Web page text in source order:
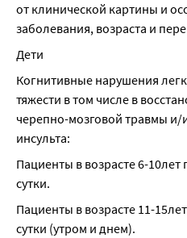
от клинической картины и
заболевания, возраста и
Дети
Когнитивные нарушения
тяжести в том числе в
черепно-мозговой травмы и/
инсульта:
Пациенты в возрасте 6-10лет
сутки.
Пациенты в возрасте 11-
сутки (утром и днем).